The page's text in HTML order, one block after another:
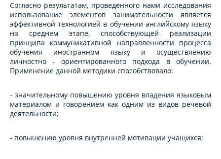
Согласно результатам, проведенного нами исследования
использование элементов занимательности является
эффективной технологией в обучении английскому языку
на среднем этапе, способствующей реализации
принципа коммуникативной направленности процесса
обучения иностранном языку и осуществлению
личностно - ориентированного подхода в обучении.
Применение данной методики способствовало:
- значительному повышению уровня владения языковым
материалом и говорением как одним из видов речевой
деятельности;
- повышению уровня внутренней мотивации учащихся;